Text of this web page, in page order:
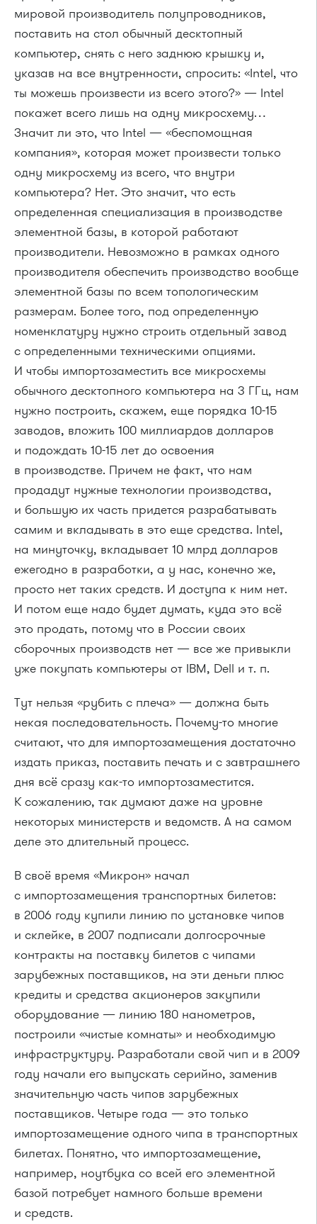
мировой производитель полупроводников,
поставить на стол обычный десктопный
компьютер, снять с него заднюю крышку и,
указав на все внутренности, спросить: «Intel, что
ты можешь произвести из всего этого?» — Intel
покажет всего лишь на одну микросхему…
Значит ли это, что Intel — «беспомощная
компания», которая может произвести только
одну микросхему из всего, что внутри
компьютера? Нет. Это значит, что есть
определенная специализация в производстве
элементной базы, в которой работают
производители. Невозможно в рамках одного
производителя обеспечить производство вообще
элементной базы по всем топологическим
размерам. Более того, под определенную
номенклатуру нужно строить отдельный завод
с определенными техническими опциями.
И чтобы импортозаместить все микросхемы
обычного десктопного компьютера на 3 ГГц, нам
нужно построить, скажем, еще порядка 10-15
заводов, вложить 100 миллиардов долларов
и подождать 10-15 лет до освоения
в производстве. Причем не факт, что нам
продадут нужные технологии производства,
и большую их часть придется разрабатывать
самим и вкладывать в это еще средства. Intel,
на минуточку, вкладывает 10 млрд долларов
ежегодно в разработки, а у нас, конечно же,
просто нет таких средств. И доступа к ним нет.
И потом еще надо будет думать, куда это всё
это продать, потому что в России своих
сборочных производств нет — все же привыкли
уже покупать компьютеры от IBM, Dell и т. п.
Тут нельзя «рубить с плеча» — должна быть
некая последовательность. Почему-то многие
считают, что для импортозамещения достаточно
издать приказ, поставить печать и с завтрашнего
дня всё сразу как-то импортозаместится.
К сожалению, так думают даже на уровне
некоторых министерств и ведомств. А на самом
деле это длительный процесс.
В своё время «Микрон» начал
с импортозамещения транспортных билетов:
в 2006 году купили линию по установке чипов
и склейке, в 2007 подписали долгосрочные
контракты на поставку билетов с чипами
зарубежных поставщиков, на эти деньги плюс
кредиты и средства акционеров закупили
оборудование — линию 180 нанометров,
построили «чистые комнаты» и необходимую
инфраструктуру. Разработали свой чип и в 2009
году начали его выпускать серийно, заменив
значительную часть чипов зарубежных
поставщиков. Четыре года — это только
импортозамещение одного чипа в транспортных
билетах. Понятно, что импортозамещение,
например, ноутбука со всей его элементной
базой потребует намного больше времени
и средств.